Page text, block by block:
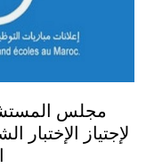
مجلس
لإجتياز